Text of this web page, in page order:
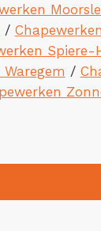
/
Spiere-
/